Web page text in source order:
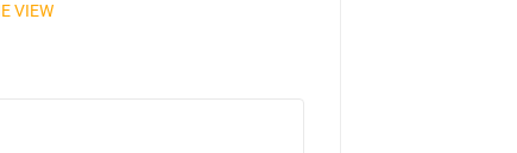
VIEW